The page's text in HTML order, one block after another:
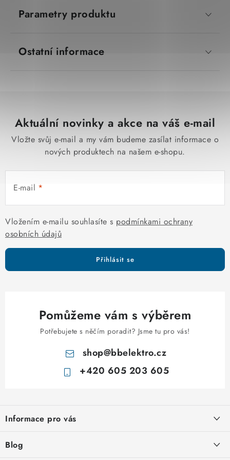
Parametry produktu
Ostatní informace
Aktuální novinky a akce na váš e-mail
Vložte svůj e-mail a my vám budeme zasílat informace o
nových produktech na našem e-shopu.
E-mail
Vložením e-mailu souhlasíte s podmínkami ochrany
osobních údajů
Přihlásit se
Pomůžeme vám s výběrem
Potřebujete s něčím poradit? Jsme tu pro vás!
shop@bbelektro.cz
+420 605 203 605
p
a
Informace pro vás
Blog